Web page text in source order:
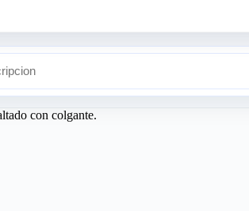
con colgante.